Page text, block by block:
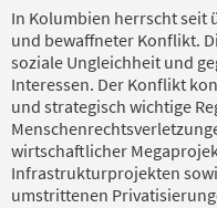
In Kolumbien herrscht seit
und bewaffneter Konflikt.
soziale Ungleichheit und
Interessen. Der Konflikt
und strategisch wichtige
wirtschaftlicher
Infrastrukturprojekten
umstrittenen